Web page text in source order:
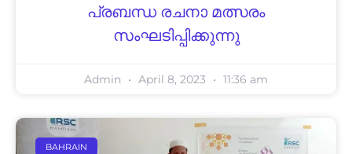
പ്രബന്ധ രചനാ മത്സരം
സംഘടിപ്പിക്കുന്നു
Admin April 8, 2023 11:36 am
BAHRAIN